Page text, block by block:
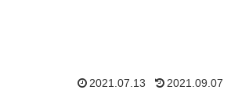
2021.07.13 2021.09.07